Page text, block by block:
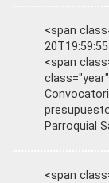
<span
<span
Parroquial
<span